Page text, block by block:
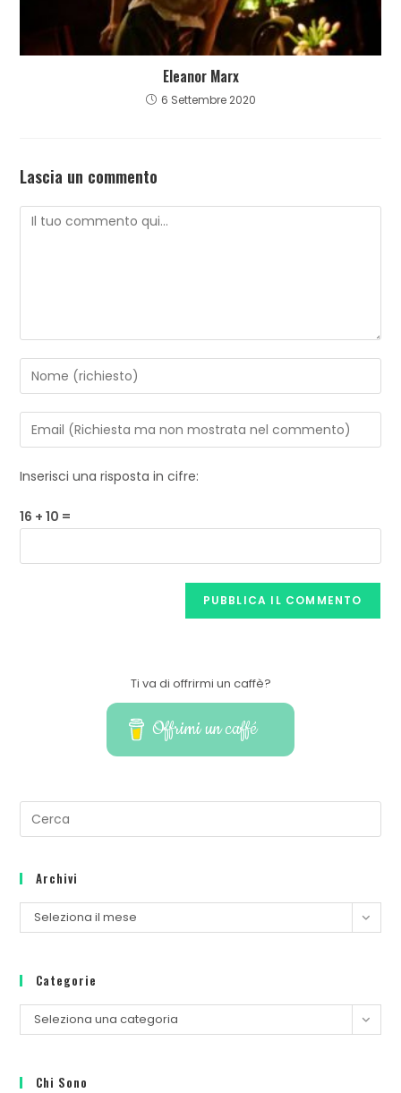
Eleanor Marx
6 Settembre 2020
Lascia un commento
Inserisci una risposta in cifre:
16 + 10 =
Ti va di offrirmi un caffè?
Offrimi un caffé
Archivi
Seleziona il mese
Categorie
Seleziona una categoria
Chi Sono